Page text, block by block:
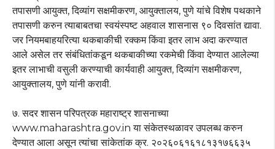
तपासणी आयुक्त, दिव्यांग सक्षमीकरण, आयुक्तालय, पुणे यांचे विशेष पथकाने
तपासणी करुन त्याबाबतचा स्वयंस्पष्ट अहवाल शासनास ९० दिवसांत द्यावा.
जर नियमबाहयरित्या थकबाकीची रक्कम किंवा इतर लाभ अदा करण्यात
आले असेल तर संबंधितांकडून थकबाकीच्या रकमेची किंवा देण्यात आलेल्या
इतर लाभाची वसुली करण्याची कार्यवाही आयुक्त, दिव्यांग सक्षमीकरण,
आयुक्तालय, पुणे यांनी करावी.
७. सदर शासन परिपत्रक महाराष्ट्र शासनाच्या
www.maharashtra.gov.in या संकेतस्थळावर उपलब्ध करुन
देण्यात आला असून त्यांचा सांकेतांक क्र. २०२६०६१६१८१३१७६६३५